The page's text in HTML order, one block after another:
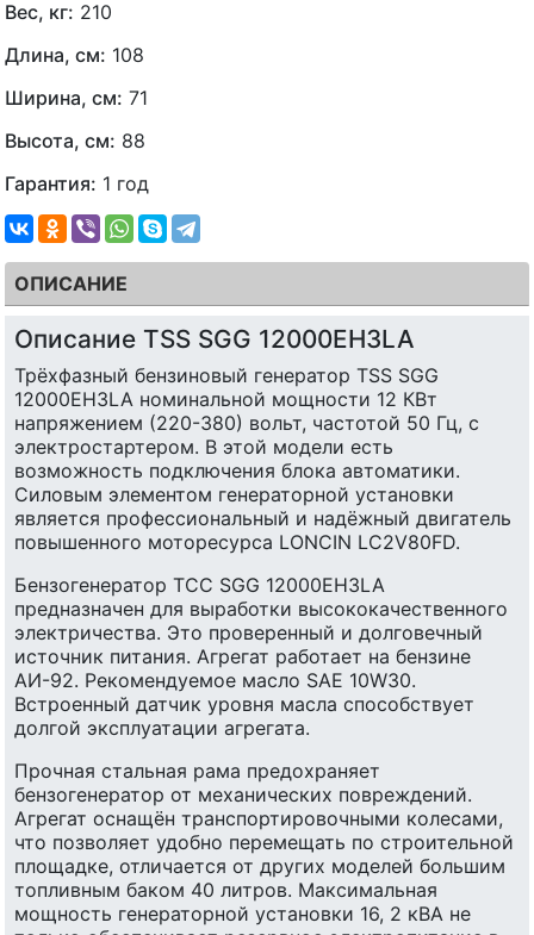
Вес, кг: 210
Длина, см: 108
Ширина, см: 71
Высота, см: 88
Гарантия: 1 год
ОПИСАНИЕ
Описание TSS SGG 12000EH3LA
Трёхфазный бензиновый генератор TSS SGG
12000EH3LA номинальной мощности 12 КВт
напряжением (220-380) вольт, частотой 50 Гц, с
электростартером. В этой модели есть
возможность подключения блока автоматики.
Силовым элементом генераторной установки
является профессиональный и надёжный двигатель
повышенного моторесурса LONCIN LC2V80FD.
Бензогенератор ТСС SGG 12000EH3LA
предназначен для выработки высококачественного
электричества. Это проверенный и долговечный
источник питания. Агрегат работает на бензине
АИ-92. Рекомендуемое масло SAE 10W30.
Встроенный датчик уровня масла способствует
долгой эксплуатации агрегата.
Прочная стальная рама предохраняет
бензогенератор от механических повреждений.
Агрегат оснащён транспортировочными колесами,
что позволяет удобно перемещать по строительной
площадке, отличается от других моделей большим
топливным баком 40 литров. Максимальная
мощность генераторной установки 16, 2 кВА не